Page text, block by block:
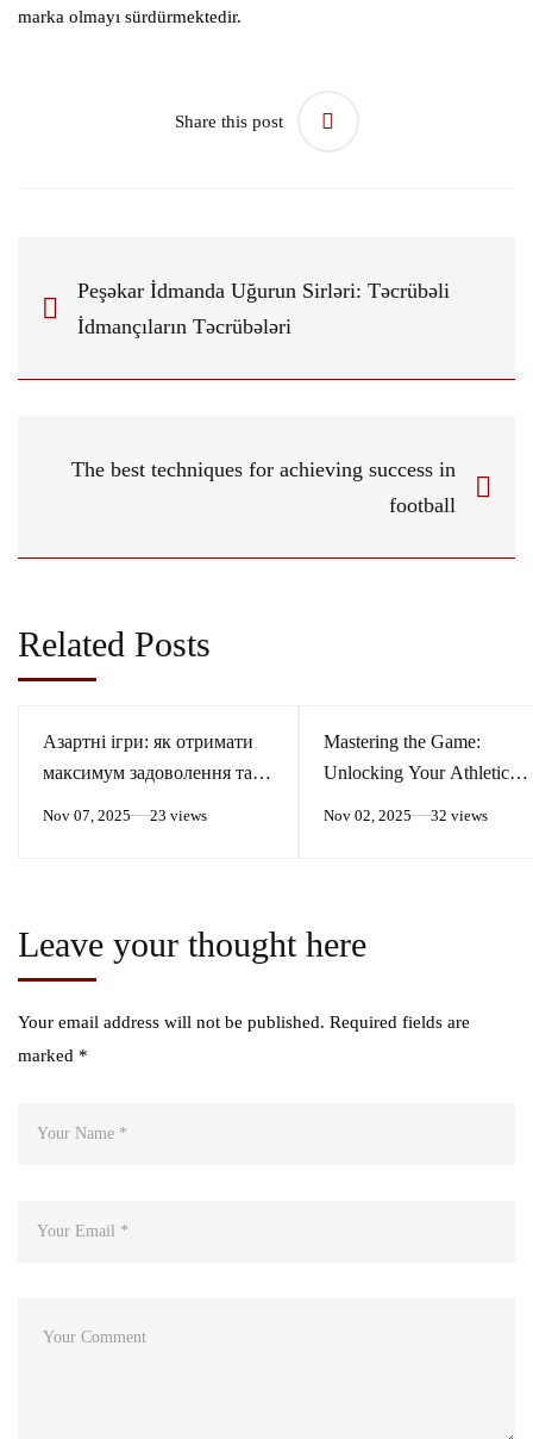
marka olmayı sürdürmektedir.
Share this post
Peşəkar İdmanda Uğurun Sirləri: Təcrübəli
İdmançıların Təcrübələri
The best techniques for achieving success in
football
Related Posts
Азартні ігри: як отримати
максимум задоволення та
Nov 07, 2025 23 views
Mastering the Game:
Unlocking Your Athletic
Nov 02, 2025 32 views
Leave your thought here
Your email address will not be published. Required fields are
marked *